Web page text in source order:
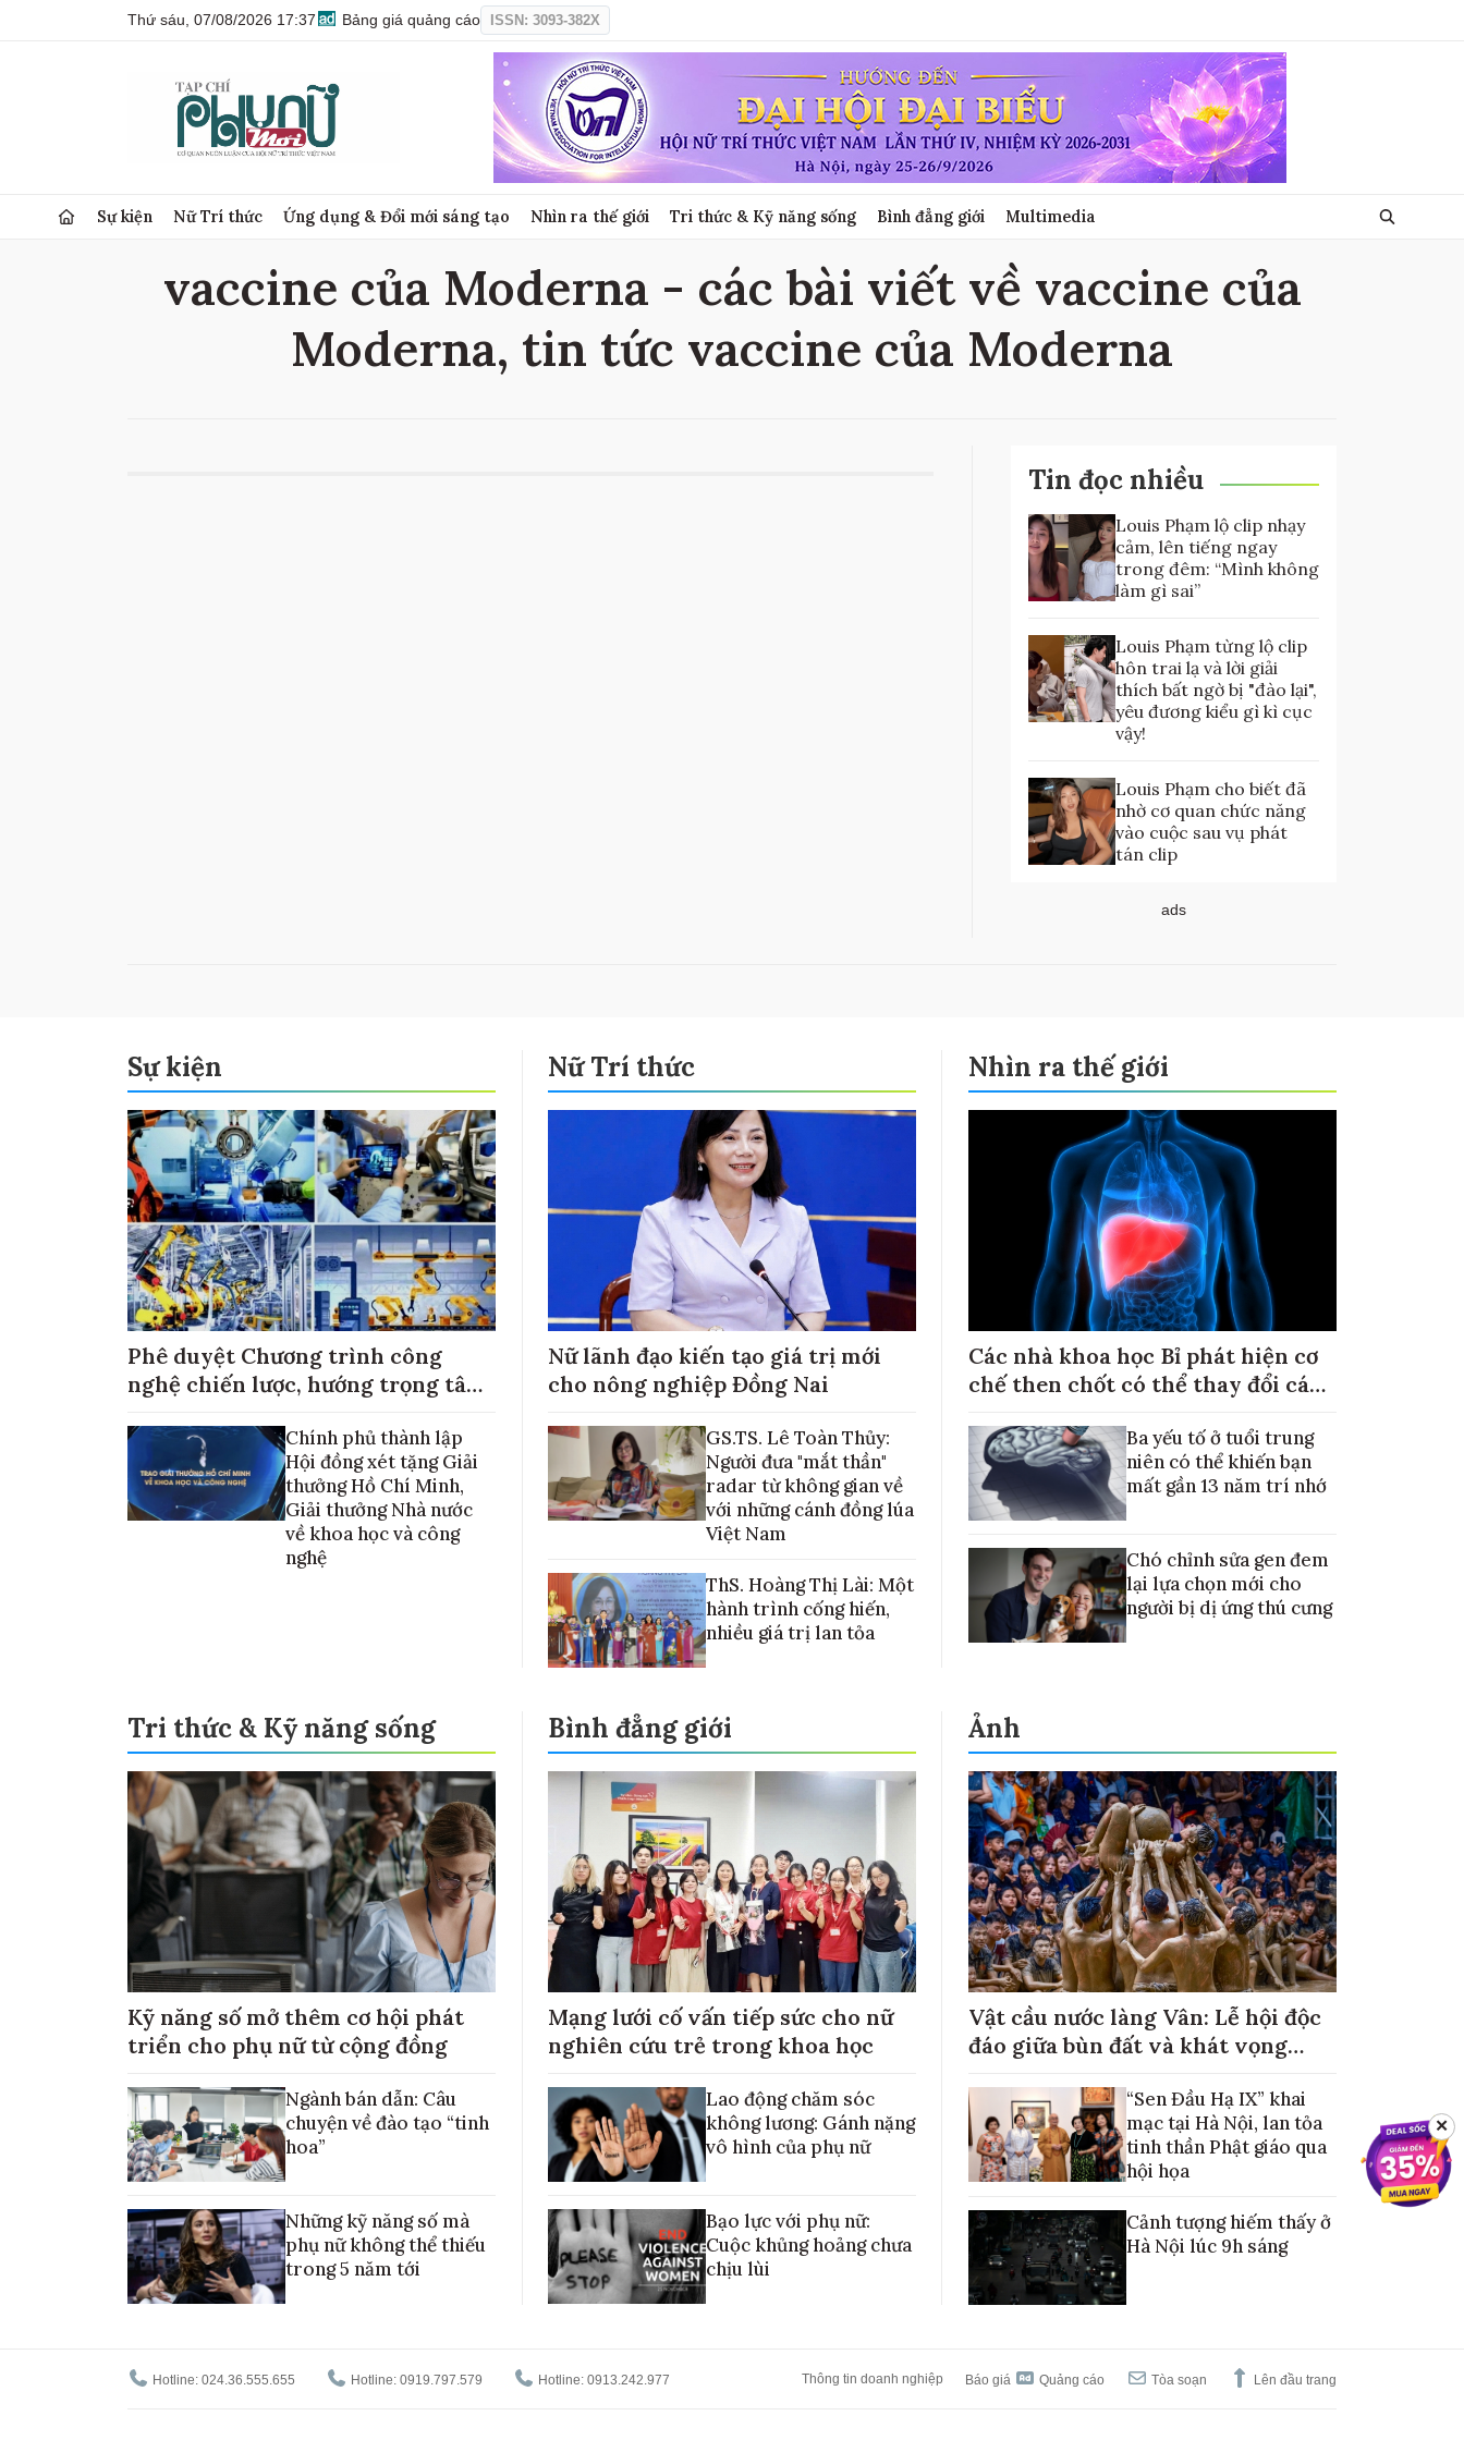
Thứ sáu, 07/08/2026 17:37 Bảng giá quảng cáo ISSN: 3093-382X
Sự kiện Nữ Trí thức Ứng dụng & Đổi mới sáng tạo Nhìn ra thế giới Tri thức & Kỹ năng sống Bình đẳng giới Multimedia
vaccine của Moderna - các bài viết về vaccine của
Moderna, tin tức vaccine của Moderna
Tin đọc nhiều
Louis Phạm lộ clip nhạy
cảm, lên tiếng ngay
trong đêm: “Mình không
làm gì sai”
Louis Phạm từng lộ clip
hôn trai lạ và lời giải
thích bất ngờ bị "đào lại",
yêu đương kiểu gì kì cục
vậy!
Louis Phạm cho biết đã
nhờ cơ quan chức năng
vào cuộc sau vụ phát
tán clip
ads
Sự kiện
Phê duyệt Chương trình công
nghệ chiến lược, hướng trọng tâm
Chính phủ thành lập
Hội đồng xét tặng Giải
thưởng Hồ Chí Minh,
Giải thưởng Nhà nước
về khoa học và công
nghệ
Nữ Trí thức
Nữ lãnh đạo kiến tạo giá trị mới
cho nông nghiệp Đồng Nai
GS.TS. Lê Toàn Thủy:
Người đưa "mắt thần"
radar từ không gian về
với những cánh đồng lúa
Việt Nam
ThS. Hoàng Thị Lài: Một
hành trình cống hiến,
nhiều giá trị lan tỏa
Nhìn ra thế giới
Các nhà khoa học Bỉ phát hiện cơ
chế then chốt có thể thay đổi cách
Ba yếu tố ở tuổi trung
niên có thể khiến bạn
mất gần 13 năm trí nhớ
Chó chỉnh sửa gen đem
lại lựa chọn mới cho
người bị dị ứng thú cưng
Tri thức & Kỹ năng sống
Kỹ năng số mở thêm cơ hội phát
triển cho phụ nữ từ cộng đồng
Ngành bán dẫn: Câu
chuyện về đào tạo “tinh
hoa”
Những kỹ năng số mà
phụ nữ không thể thiếu
trong 5 năm tới
Bình đẳng giới
Mạng lưới cố vấn tiếp sức cho nữ
nghiên cứu trẻ trong khoa học
Lao động chăm sóc
không lương: Gánh nặng
vô hình của phụ nữ
Bạo lực với phụ nữ:
Cuộc khủng hoảng chưa
chịu lùi
Ảnh
Vật cầu nước làng Vân: Lễ hội độc
đáo giữa bùn đất và khát vọng
“Sen Đầu Hạ IX” khai
mạc tại Hà Nội, lan tỏa
tinh thần Phật giáo qua
hội họa
Cảnh tượng hiếm thấy ở
Hà Nội lúc 9h sáng
Hotline: 024.36.555.655 Hotline: 0919.797.579 Hotline: 0913.242.977 Thông tin doanh nghiệp Báo giá Quảng cáo Tòa soạn Lên đầu trang
✕